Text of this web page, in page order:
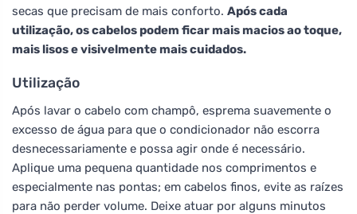
secas que precisam de mais conforto. Após cada
utilização, os cabelos podem ficar mais macios ao toque,
mais lisos e visivelmente mais cuidados.
Utilização
Após lavar o cabelo com champô, esprema suavemente o
excesso de água para que o condicionador não escorra
desnecessariamente e possa agir onde é necessário.
Aplique uma pequena quantidade nos comprimentos e
especialmente nas pontas; em cabelos finos, evite as raízes
para não perder volume. Deixe atuar por alguns minutos